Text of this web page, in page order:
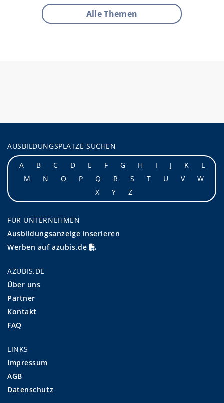
Alle Themen
AUSBILDUNGSPLÄTZE SUCHEN
A
B C D E F G H I J K
L
M
N O P Q R S T U V
W
X
Y Z
FÜR UNTERNEHMEN
Ausbildungsanzeige inserieren
Werben auf azubis.de
AZUBIS.DE
Über uns
Partner
Kontakt
FAQ
LINKS
Impressum
AGB
Datenschutz